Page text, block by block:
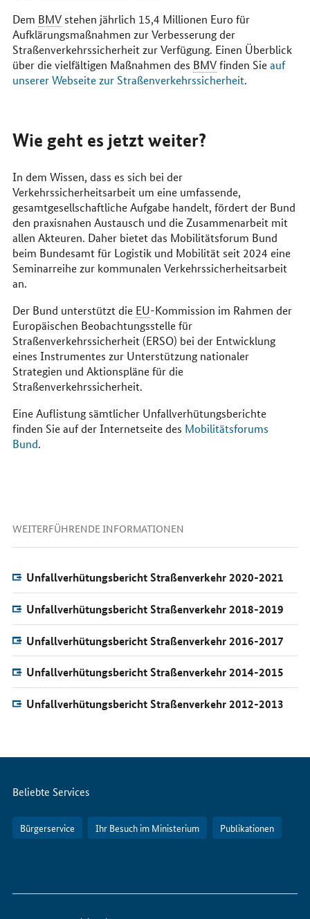
Dem BMVstehen jährlich 15,4 Millionen Euro für
Aufklärungsmaßnahmen zur Verbesserung der
Straßenverkehrssicherheit zur Verfügung. Einen Überblick
über die vielfältigen Maßnahmen des BMVfinden Sie auf
unserer Webseite zur Straßenverkehrssicherheit.
Wie geht es jetzt weiter?
In dem Wissen, dass es sich bei der
Verkehrssicherheitsarbeit um eine umfassende,
gesamtgesellschaftliche Aufgabe handelt, fördert der Bund
den praxisnahen Austausch und die Zusammenarbeit mit
allen Akteuren. Daher bietet das Mobilitätsforum Bund
beim Bundesamt für Logistik und Mobilität seit 2024 eine
Seminarreihe zur kommunalen Verkehrssicherheitsarbeit
an.
Der Bund unterstützt die EU-Kommission im Rahmen der
Europäischen Beobachtungsstelle für
Straßenverkehrssicherheit (ERSO) bei der Entwicklung
eines Instrumentes zur Unterstützung nationaler
Strategien und Aktionspläne für die
Straßenverkehrssicherheit.
Eine Auflistung sämtlicher Unfallverhütungsberichte
finden Sie auf der Internetseite des Mobilitätsforums
Bund.
WEITERFÜHRENDE INFORMATIONEN
Unfallverhütungsbericht Straßenverkehr 2020-2021
Unfallverhütungsbericht Straßenverkehr 2018-2019
Unfallverhütungsbericht Straßenverkehr 2016-2017
Unfallverhütungsbericht Straßenverkehr 2014-2015
Unfallverhütungsbericht Straßenverkehr 2012-2013
Servicemenü
Beliebte Services
Bürgerservice Ihr Besuch im Ministerium Publikationen